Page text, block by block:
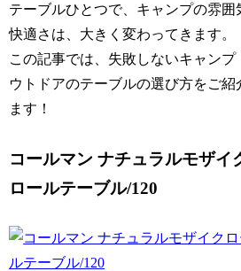
テーブルひとつで、キャンプの雰囲
快適さは、大きく変わってきます。
この記事では、失敗しないキャンプ
ウトドアのテーブルの選び方をご紹
ます！
コールマン ナチュラルモザイ
ロールテーブル/120